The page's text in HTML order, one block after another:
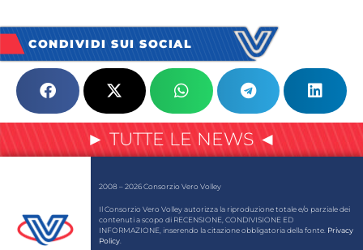
CONDIVIDI SUI SOCIAL
► TUTTE LE NEWS ◄
2008 – 2026 Consorzio Vero Volley
Il Consorzio Vero Volley autorizza la riproduzione totale e/o parziale dei
contenuti a scopo di RECENSIONE, CONDIVISIONE ED
INFORMAZIONE, inserendo la citazione obbligatoria della fonte. Privacy
Policy